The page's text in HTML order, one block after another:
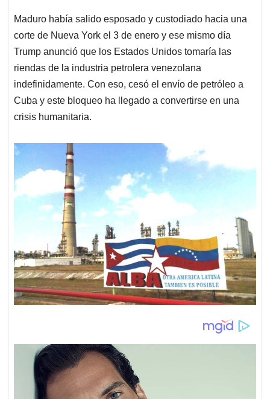
Maduro había salido esposado y custodiado hacia una
corte de Nueva York el 3 de enero y ese mismo día
Trump anunció que los Estados Unidos tomaría las
riendas de la industria petrolera venezolana
indefinidamente. Con eso, cesó el envío de petróleo a
Cuba y este bloqueo ha llegado a convertirse en una
crisis humanitaria.